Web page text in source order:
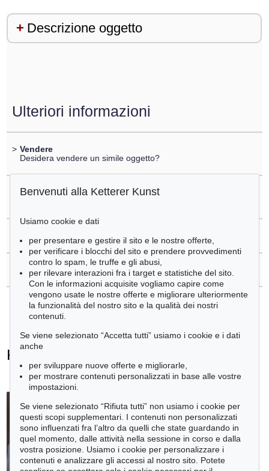
Descrizione oggetto
Ulteriori informazioni
> Vendere
Desidera vendere un simile oggetto?
Registrare di
Contattare esperti
Katherine Bernhardt - Ogetti venduti
tute le offerte
Benvenuti alla Ketterer Kunst
Usiamo cookie e dati
per presentare e gestire il sito e le nostre offerte,
per verificare i blocchi del sito e prendere provvedimenti
contro lo spam, le truffe e gli abusi,
per rilevare interazioni fra i target e statistiche del sito.
Con le informazioni acquisite vogliamo capire come
vengono usate le nostre offerte e migliorare ulteriormente
la funzionalità del nostro sito e la qualità dei nostri
contenuti.
Se viene selezionato “Accetta tutti” usiamo i cookie e i dati
anche
per sviluppare nuove offerte e migliorarle,
per mostrare contenuti personalizzati in base alle vostre
impostazioni.
Se viene selezionato “Rifiuta tutti” non usiamo i cookie per
questi scopi supplementari. I contenuti non personalizzati
sono influenzati fra l’altro da quelli che state guardando in
quel momento, dalle attività nella sessione in corso e dalla
vostra posizione. Usiamo i cookie per personalizzare i
contenuti e analizzare gli accessi al nostro sito. Potete